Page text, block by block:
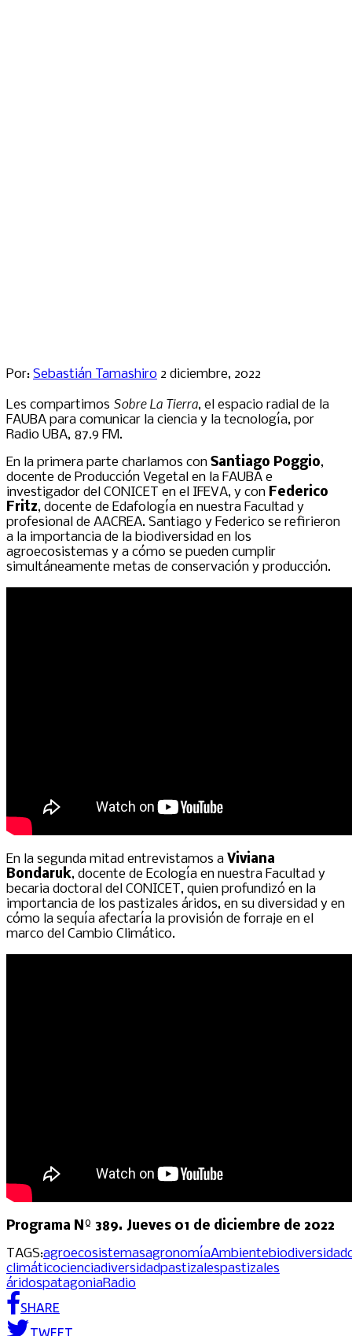
Por: Sebastián Tamashiro 2 diciembre, 2022
Les compartimos Sobre La Tierra, el espacio radial de la
FAUBA para comunicar la ciencia y la tecnología, por
Radio UBA, 87.9 FM.
En la primera parte charlamos con Santiago Poggio,
docente de Producción Vegetal en la FAUBA e
investigador del CONICET en el IFEVA, y con Federico
Fritz, docente de Edafología en nuestra Facultad y
profesional de AACREA. Santiago y Federico se refirieron
a la importancia de la biodiversidad en los
agroecosistemas y a cómo se pueden cumplir
simultáneamente metas de conservación y producción.
En la segunda mitad entrevistamos a Viviana
Bondaruk, docente de Ecología en nuestra Facultad y
becaria doctoral del CONICET, quien profundizó en la
importancia de los pastizales áridos, en su diversidad y en
cómo la sequía afectaría la provisión de forraje en el
marco del Cambio Climático.
Programa Nº 389. Jueves 01 de diciembre de 2022
TAGS:agroecosistemasagronomíaAmbientebiodiversidad
climáticocienciadiversidadpastizalespastizales
áridospatagoniaRadio
SHARE
TWEET